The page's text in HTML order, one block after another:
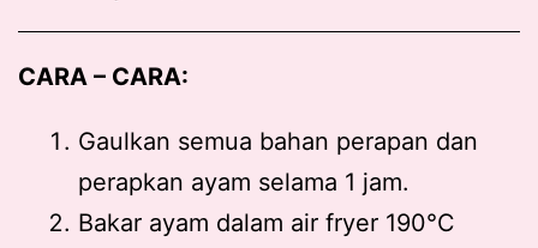
CARA – CARA:
Gaulkan semua bahan perapan dan
perapkan ayam selama 1 jam.
Bakar ayam dalam air fryer 190°C